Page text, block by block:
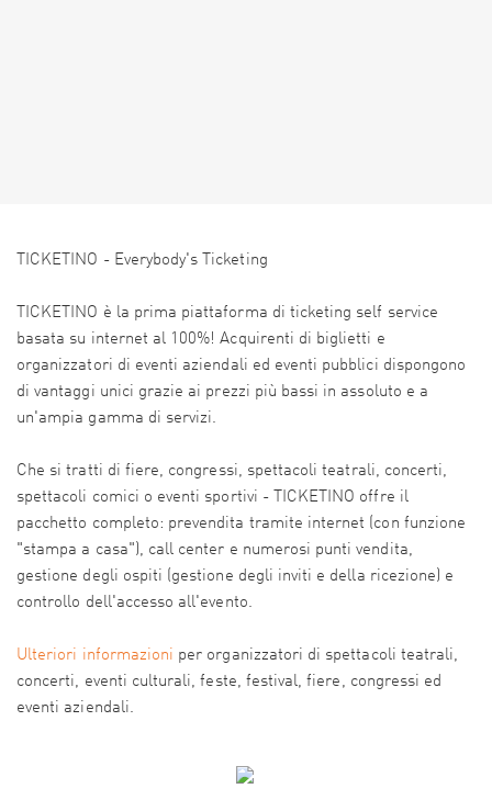
TICKETINO - Everybody's Ticketing
TICKETINO è la prima piattaforma di ticketing self service
basata su internet al 100%! Acquirenti di biglietti e
organizzatori di eventi aziendali ed eventi pubblici dispongono
di vantaggi unici grazie ai prezzi più bassi in assoluto e a
un'ampia gamma di servizi.
Che si tratti di fiere, congressi, spettacoli teatrali, concerti,
spettacoli comici o eventi sportivi - TICKETINO offre il
pacchetto completo: prevendita tramite internet (con funzione
"stampa a casa"), call center e numerosi punti vendita,
gestione degli ospiti (gestione degli inviti e della ricezione) e
controllo dell'accesso all'evento.
Ulteriori informazioni per organizzatori di spettacoli teatrali,
concerti, eventi culturali, feste, festival, fiere, congressi ed
eventi aziendali.